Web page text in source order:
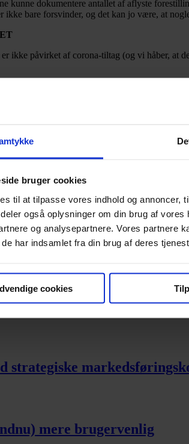
bruger cookies
til at tilpasse vores indhold og
også oplysninger om din brug af
og analysepartnere. Vores partnere
har indsamlet fra din brug af deres
cookies
kunne dokumentere antallet af aflyste
bare forsvinder, og det kan jo være, at
ikke påvirket af corona-tiltag (og vi håber, at
at det er udarbejdet under corona-krisen,
de som publikum kan støtte teatrene på, er
i teatersalen.
ny En-til-alle-
strategiske
mere brugervenlig